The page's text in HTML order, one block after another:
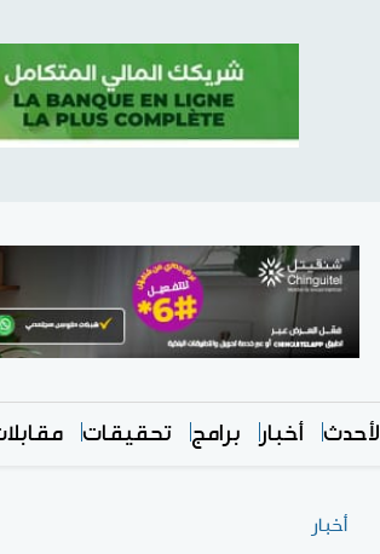
الأحدث أخبار برامج تحقيقات
أخبار